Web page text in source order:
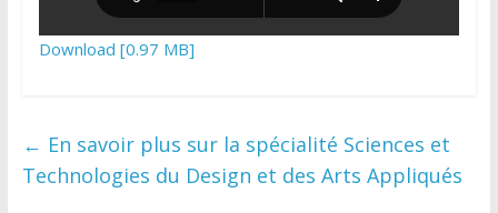
Download [0.97 MB]
← En savoir plus sur la spécialité Sciences et
Technologies du Design et des Arts Appliqués